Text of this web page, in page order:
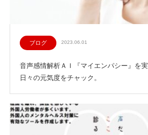
ブログ 2023.06.01
音声感情解析ＡＩ『マイエンパシー』を
日々の元気度をチャック。